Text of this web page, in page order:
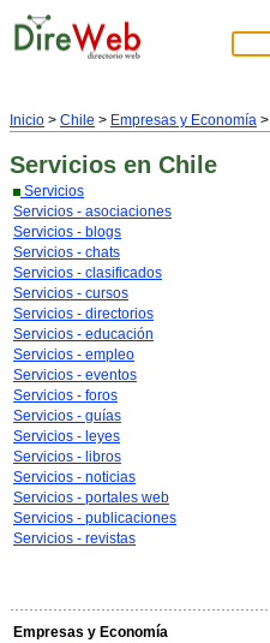
Inicio > Chile > Empresas y Economía >
Servicios en Chile
Servicios
Servicios - asociaciones
Servicios - blogs
Servicios - chats
Servicios - clasificados
Servicios - cursos
Servicios - directorios
Servicios - educación
Servicios - empleo
Servicios - eventos
Servicios - foros
Servicios - guías
Servicios - leyes
Servicios - libros
Servicios - noticias
Servicios - portales web
Servicios - publicaciones
Servicios - revistas
Empresas y Economía